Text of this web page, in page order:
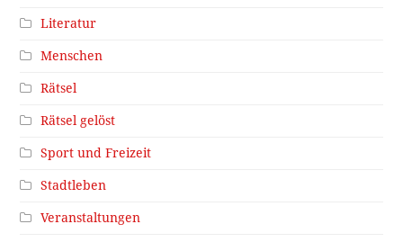
Literatur
Menschen
Rätsel
Rätsel gelöst
Sport und Freizeit
Stadtleben
Veranstaltungen